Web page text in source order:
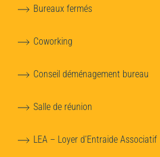
Bureaux fermés
Coworking
Conseil déménagement bureau
Salle de réunion
LEA – Loyer d’Entraide Associatif